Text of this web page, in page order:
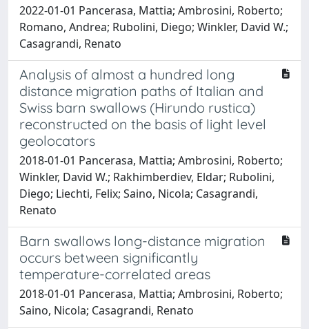
2022-01-01 Pancerasa, Mattia; Ambrosini, Roberto;
Romano, Andrea; Rubolini, Diego; Winkler, David W.;
Casagrandi, Renato
Analysis of almost a hundred long
distance migration paths of Italian and
Swiss barn swallows (Hirundo rustica)
reconstructed on the basis of light level
geolocators
2018-01-01 Pancerasa, Mattia; Ambrosini, Roberto;
Winkler, David W.; Rakhimberdiev, Eldar; Rubolini,
Diego; Liechti, Felix; Saino, Nicola; Casagrandi,
Renato
Barn swallows long-distance migration
occurs between significantly
temperature-correlated areas
2018-01-01 Pancerasa, Mattia; Ambrosini, Roberto;
Saino, Nicola; Casagrandi, Renato